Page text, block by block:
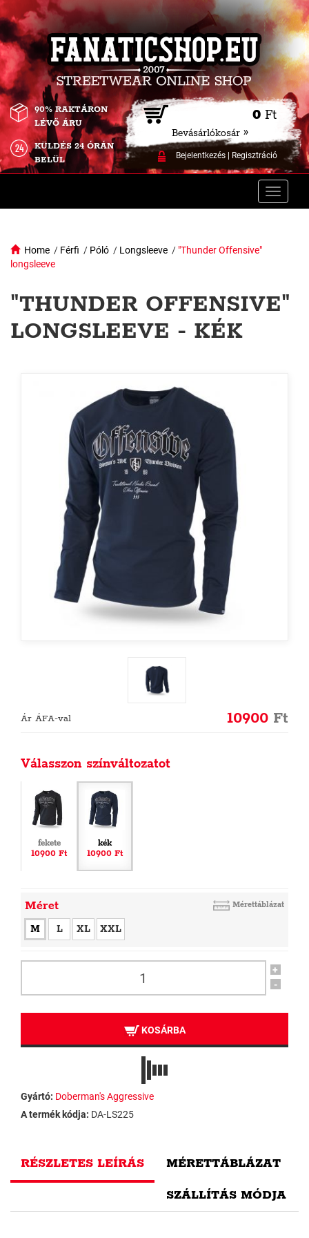
0 Ft
Bevásárlókosár »
Bejelentkezés| Regisztráció
90% RAKTÁRON
LÉVŐ ÁRU
KÜLDÉS 24 ÓRÁN
BELÜL
Toggle
Home / Férfi / Póló / Longsleeve / "Thunder Offensive"
longsleeve
"THUNDER OFFENSIVE"
LONGSLEEVE - KÉK
Ár ÁFA-val 10900 Ft
Válasszon színváltozatot
fekete
10900 Ft
kék
10900 Ft
Méret Mérettáblázat
M L XL XXL
+
-
KOSÁRBA
Gyártó: Doberman's Aggressive
A termék kódja: DA-LS225
RÉSZLETES LEÍRÁS MÉRETTÁBLÁZAT
SZÁLLÍTÁS MÓDJA